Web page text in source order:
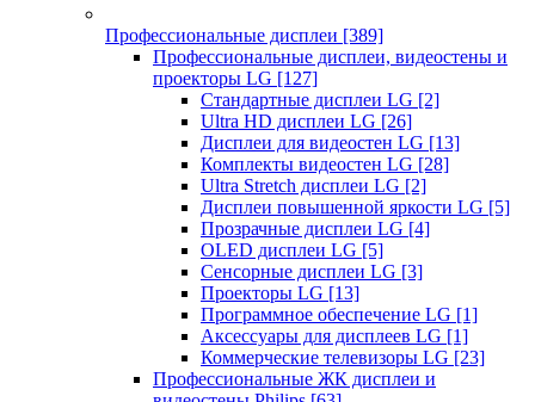
Профессиональные дисплеи [389]
Профессиональные дисплеи, видеостены и
проекторы LG [127]
Стандартные дисплеи LG [2]
Ultra HD дисплеи LG [26]
Дисплеи для видеостен LG [13]
Комплекты видеостен LG [28]
Ultra Stretch дисплеи LG [2]
Дисплеи повышенной яркости LG [5]
Прозрачные дисплеи LG [4]
OLED дисплеи LG [5]
Сенсорные дисплеи LG [3]
Проекторы LG [13]
Программное обеспечение LG [1]
Аксессуары для дисплеев LG [1]
Коммерческие телевизоры LG [23]
Профессиональные ЖК дисплеи и